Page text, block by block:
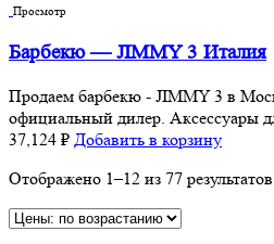
Просмотр
Барбекю — JIMMY 3 Италия
Продаем барбекю - JIMMY 3 в
официальный дилер. Аксессуары
37,124 ₽ Добавить в корзину
Отображено 1–12 из 77 результатов